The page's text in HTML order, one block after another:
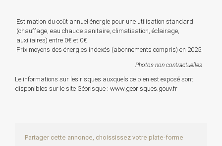
Estimation du coût annuel énergie pour une utilisation standard
(chauffage, eau chaude sanitaire, climatisation, éclairage,
auxiliaires) entre 0€ et 0€.
Prix moyens des énergies indexés (abonnements compris) en 2025.
Photos non contractuelles
Le informations sur les risques auxquels ce bien est exposé sont
disponibles sur le site Géorisque : www.georisques.gouv.fr
Partager cette annonce, choississez votre plate-forme